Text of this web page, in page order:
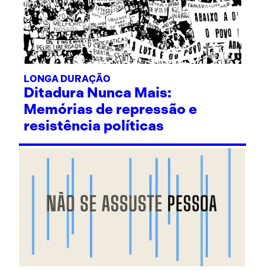
LONGA DURAÇÃO
Ditadura Nunca Mais:
Memórias de repressão e
resistência políticas